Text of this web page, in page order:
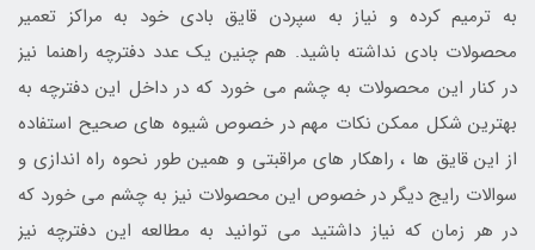
به ترمیم کرده و نیاز به سپردن قایق بادی خود به مراکز تعمیر
محصولات بادی نداشته باشید. هم چنین یک عدد دفترچه راهنما نیز
در کنار این محصولات به چشم می خورد که در داخل این دفترچه به
بهترین شکل ممکن نکات مهم در خصوص شیوه های صحیح استفاده
از این قایق ها ، راهکار های مراقبتی و همین طور نحوه راه اندازی و
سوالات رایج دیگر در خصوص این محصولات نیز به چشم می خورد که
در هر زمان که نیاز داشتید می توانید به مطالعه این دفترچه نیز